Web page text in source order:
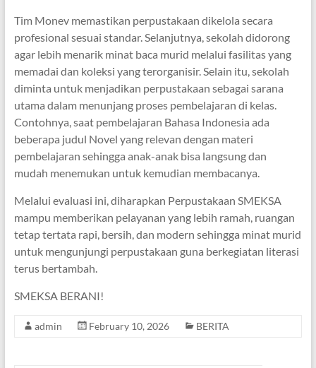
Tim Monev memastikan perpustakaan dikelola secara
profesional sesuai standar. Selanjutnya, sekolah didorong
agar lebih menarik minat baca murid melalui fasilitas yang
memadai dan koleksi yang terorganisir. Selain itu, sekolah
diminta untuk menjadikan perpustakaan sebagai sarana
utama dalam menunjang proses pembelajaran di kelas.
Contohnya, saat pembelajaran Bahasa Indonesia ada
beberapa judul Novel yang relevan dengan materi
pembelajaran sehingga anak-anak bisa langsung dan
mudah menemukan untuk kemudian membacanya.
Melalui evaluasi ini, diharapkan Perpustakaan SMEKSA
mampu memberikan pelayanan yang lebih ramah, ruangan
tetap tertata rapi, bersih, dan modern sehingga minat murid
untuk mengunjungi perpustakaan guna berkegiatan literasi
terus bertambah.
SMEKSA BERANI!
admin February 10, 2026 BERITA